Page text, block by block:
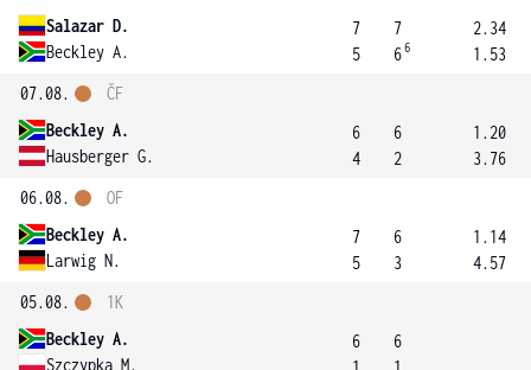
Salazar D.
Beckley A.
7
5
7
66
2.34
1.53
07.08.
Beckley A.
Hausberger G.
ČF
6
4
6
2
1.20
3.76
06.08.
Beckley A.
Larwig N.
OF
7
5
6
3
1.14
4.57
05.08.
Beckley A.
Szczypka M.
1K
6
6